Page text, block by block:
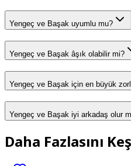
Yengeç ve Başak uyumlu mu?
Yengeç ve Başak âşık olabilir mi?
Yengeç ve Başak için en büyük
Yengeç ve Başak iyi arkadaş olur
Daha Fazlasını